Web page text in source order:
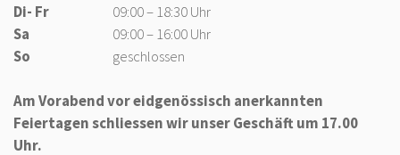
Di- Fr
09:00 – 18:30 Uhr
Sa
09:00 – 16:00 Uhr
So
geschlossen
Am Vorabend vor eidgenössisch anerkannten
Feiertagen schliessen wir unser Geschäft um 17.00
Uhr.